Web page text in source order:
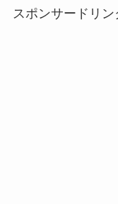
スポンサードリン